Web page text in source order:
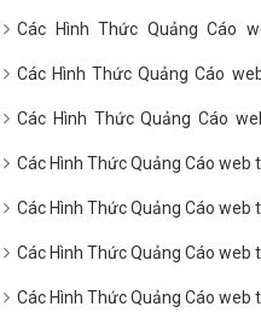
Google?
Các Hình Thức Quảng Cáo
Google?
Các Hình Thức Quảng Cáo
Google?
Các Hình Thức Quảng Cáo
Google?
Các Hình Thức Quảng Cáo web
Các Hình Thức Quảng Cáo web
Các Hình Thức Quảng Cáo web
Google?
Các Hình Thức Quảng Cáo web